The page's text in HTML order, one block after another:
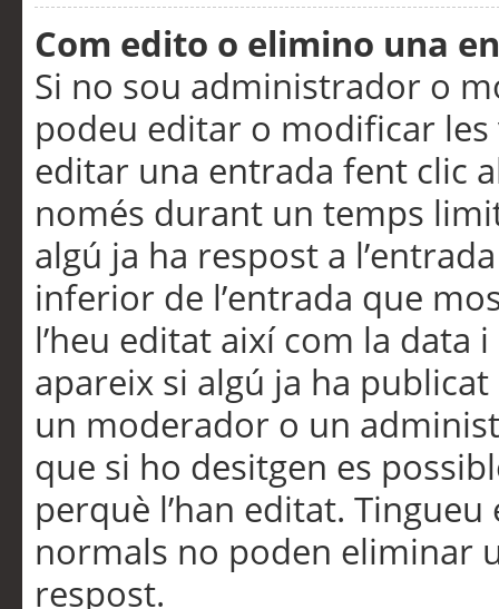
Com edito o elimino una
Si no sou administrador o
podeu editar o modificar
editar una entrada fent clic
només durant un temps
algú ja ha respost a
inferior de l’entrada que
l’heu editat així com la data
apareix si algú ja ha
un moderador o un
que si ho desitgen es
perquè l’han editat.
normals no poden eliminar
respost.